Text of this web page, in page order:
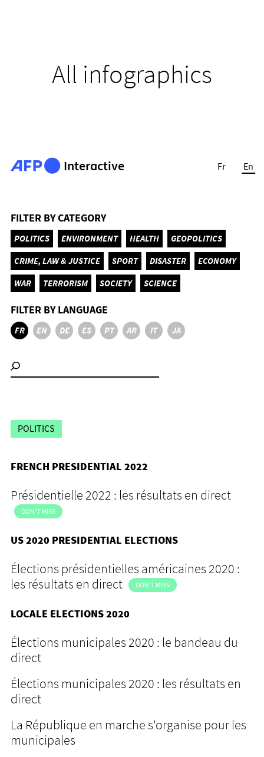
All infographics
Interactive Fr En
FILTER BY CATEGORY
POLITICS ENVIRONMENT HEALTH
GEOPOLITICS
CRIME, LAW & JUSTICE
SPORT DISASTER
ECONOMY
WAR
TERRORISM SOCIETY SCIENCE
FILTER BY LANGUAGE
FR EN DE ES PT AR IT JA
POLITICS
FRENCH PRESIDENTIAL 2022
Présidentielle 2022 : les résultats en direct
DON'T MISS
US 2020 PRESIDENTIAL ELECTIONS
Élections présidentielles américaines 2020 :
les résultats en direct
DON'T MISS
LOCALE ELECTIONS 2020
Élections municipales 2020 : le bandeau du
direct
Élections municipales 2020 : les résultats en
direct
La République en marche s'organise pour les
municipales